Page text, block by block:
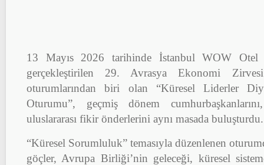
13 Mayıs 2026 tarihinde İstanbul WOW Otel
gerçekleştirilen 29. Avrasya Ekonomi
oturumlarından biri olan “Küresel Liderler
Oturumu”, geçmiş dönem
uluslararası fikir önderlerini aynı masada buluşturdu.
“Küresel Sorumluluk” temasıyla düzenlenen
göçler, Avrupa Birliği’nin geleceği, küresel